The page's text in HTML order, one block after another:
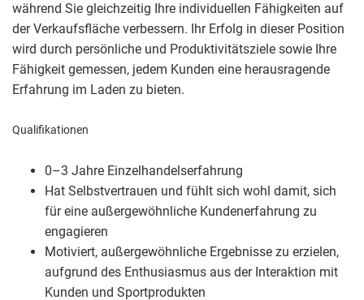
während Sie gleichzeitig Ihre individuellen Fähigkeiten auf
der Verkaufsfläche verbessern. Ihr Erfolg in dieser Position
wird durch persönliche und Produktivitätsziele sowie Ihre
Fähigkeit gemessen, jedem Kunden eine herausragende
Erfahrung im Laden zu bieten.
Qualifikationen
0–3 Jahre Einzelhandelserfahrung
Hat Selbstvertrauen und fühlt sich wohl damit, sich
für eine außergewöhnliche Kundenerfahrung zu
engagieren
Motiviert, außergewöhnliche Ergebnisse zu erzielen,
aufgrund des Enthusiasmus aus der Interaktion mit
Kunden und Sportprodukten